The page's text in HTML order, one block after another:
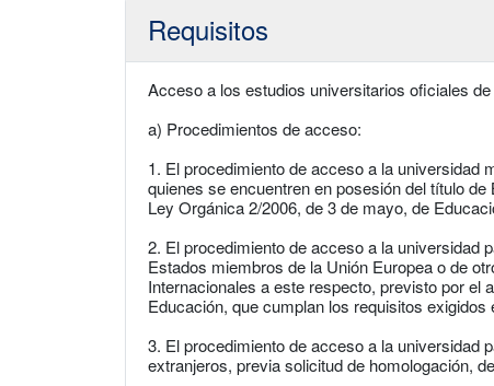
Requisitos
Acceso a los estudios universitarios oficiales
a) Procedimientos de acceso:
1. El procedimiento de acceso a la universidad
quienes se encuentren en posesión del título
Ley Orgánica 2/2006, de 3 de mayo, de
2. El procedimiento de acceso a la universidad
Estados miembros de la Unión Europea o de
Internacionales a este respecto, previsto por el
Educación, que cumplan los requisitos
3. El procedimiento de acceso a la universidad
extranjeros, previa solicitud de homologación,